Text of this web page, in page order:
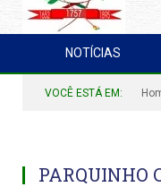
NOTÍCIAS
VOCÊ ESTÁ EM:
PARQUINHO